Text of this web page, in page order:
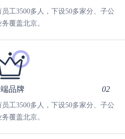
工3500多人，下设50多家分、子公
覆盖北京。
品牌 02
工3500多人，下设50多家分、子公
覆盖北京。